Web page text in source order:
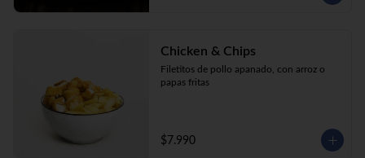
Chicken & Chips
Filetitos de pollo apanado, con arroz o
papas fritas
$7.990